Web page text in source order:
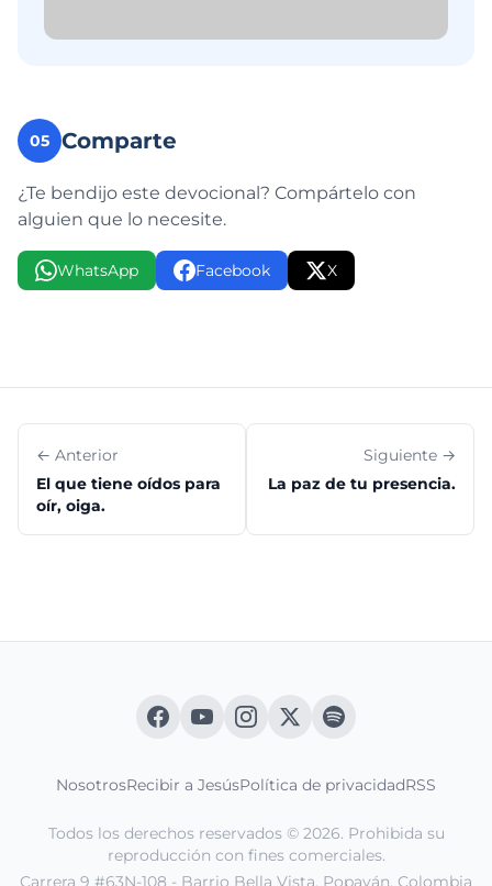
05 Comparte
¿Te bendijo este devocional? Compártelo con
alguien que lo necesite.
WhatsApp Facebook X
← Anterior
El que tiene oídos para
oír, oiga.
Siguiente →
La paz de tu presencia.
NosotrosRecibir a JesúsPolítica de privacidadRSS
Todos los derechos reservados © 2026. Prohibida su
reproducción con fines comerciales.
Carrera 9 #63N-108 - Barrio Bella Vista. Popayán, Colombia